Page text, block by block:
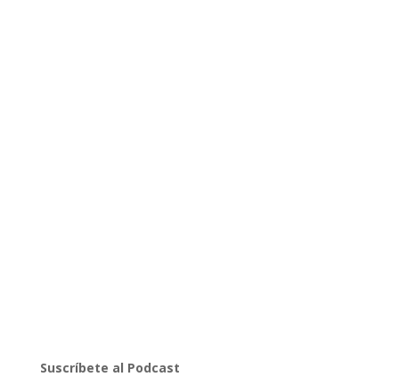
Suscríbete al Podcast